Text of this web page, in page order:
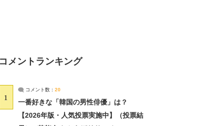
コメントランキング
1
コメント数： 20
一番好きな「韓国の男性俳優」は？
【2026年版・人気投票実施中】（投票結